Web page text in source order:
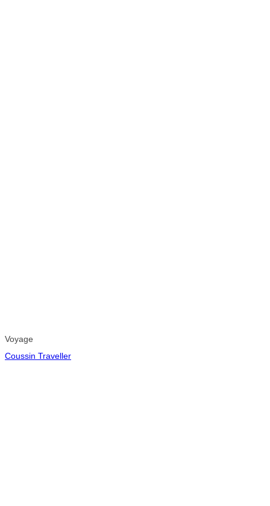
Voyage
Coussin Traveller